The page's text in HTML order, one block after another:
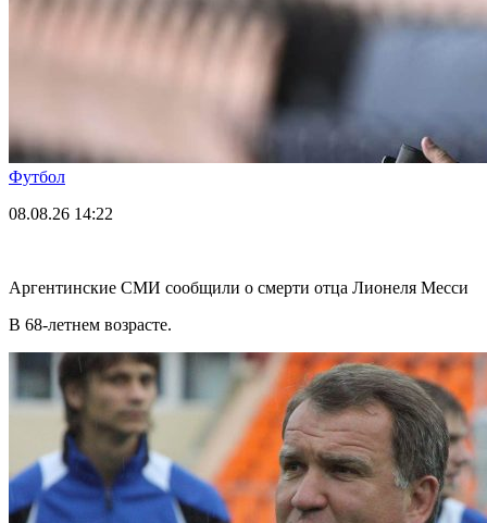
Футбол
08.08.26 14:22
Аргентинские СМИ сообщили о смерти отца Лионеля Месси
В 68-летнем возрасте.